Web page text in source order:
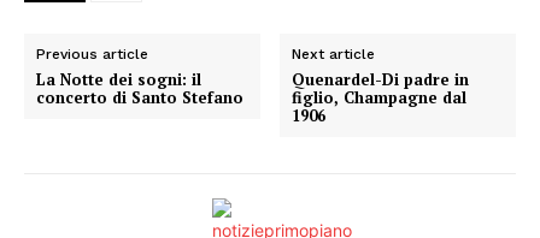
Previous article
La Notte dei sogni: il
concerto di Santo Stefano
Next article
Quenardel-Di padre in
figlio, Champagne dal
1906